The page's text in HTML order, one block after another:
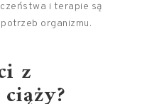
i terapie są
organizmu.
z